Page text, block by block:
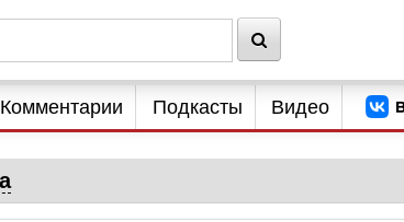
Комментарии Подкасты Видео